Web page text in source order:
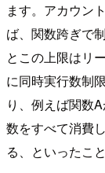
ます。アカウン
ば、関数跨ぎで
とこの上限はリ
に同時実行数制
り、例えば関数
数をすべて消費
る、といったこ